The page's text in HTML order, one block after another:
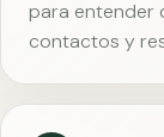
para entender
contactos y